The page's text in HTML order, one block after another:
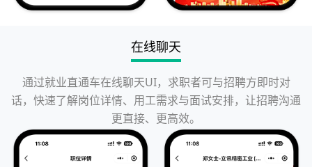
在线聊天
通过就业直通车在线聊天UI，求职者可与招聘方即时对
话，快速了解岗位详情、用工需求与面试安排，让招聘沟通
更直接、更高效。